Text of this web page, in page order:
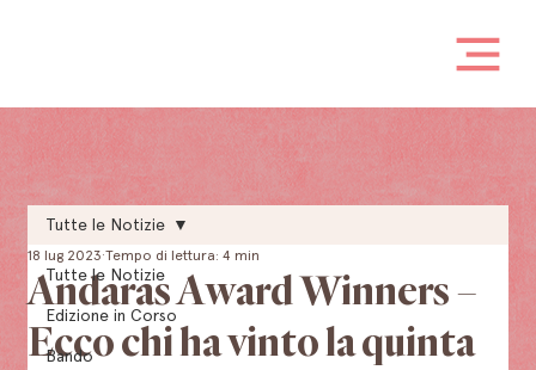
Tutte le Notizie
Edizione in Corso
Bando
Tutte le Notizie
Andaras Award Winners –
Ecco chi ha vinto la quinta
18 lug 2023 Tempo di lettura: 4 min